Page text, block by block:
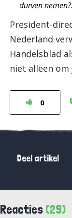
durven nemen?.
President-
Nederland
Handelsblad
niet alleen
0
Deel artikel
Reacties (29)